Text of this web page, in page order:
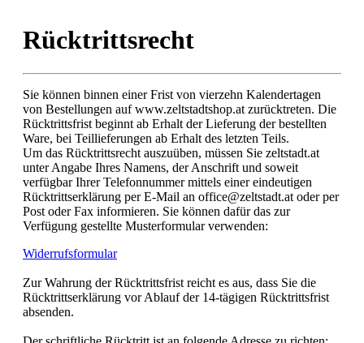
Rücktrittsrecht
Sie können binnen einer Frist von vierzehn Kalendertagen
von Bestellungen auf www.zeltstadtshop.at zurücktreten. Die
Rücktrittsfrist beginnt ab Erhalt der Lieferung der bestellten
Ware, bei Teillieferungen ab Erhalt des letzten Teils.
Um das Rücktrittsrecht auszuüben, müssen Sie zeltstadt.at
unter Angabe Ihres Namens, der Anschrift und soweit
verfügbar Ihrer Telefonnummer mittels einer eindeutigen
Rücktrittserklärung per E-Mail an office@zeltstadt.at oder per
Post oder Fax informieren. Sie können dafür das zur
Verfügung gestellte Musterformular verwenden:
Widerrufsformular
Zur Wahrung der Rücktrittsfrist reicht es aus, dass Sie die
Rücktrittserklärung vor Ablauf der 14-tägigen Rücktrittsfrist
absenden.